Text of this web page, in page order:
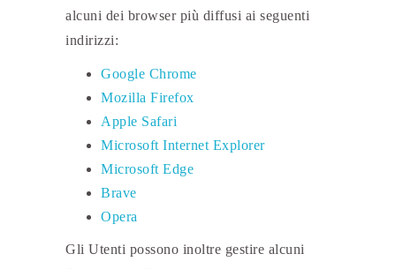
alcuni dei browser più diffusi ai seguenti
indirizzi:
Google Chrome
Mozilla Firefox
Apple Safari
Microsoft Internet Explorer
Microsoft Edge
Brave
Opera
Gli Utenti possono inoltre gestire alcuni